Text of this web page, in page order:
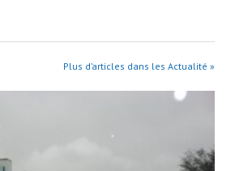
Plus d’articles dans les Actualité »